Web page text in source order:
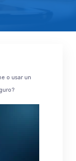
o usar un